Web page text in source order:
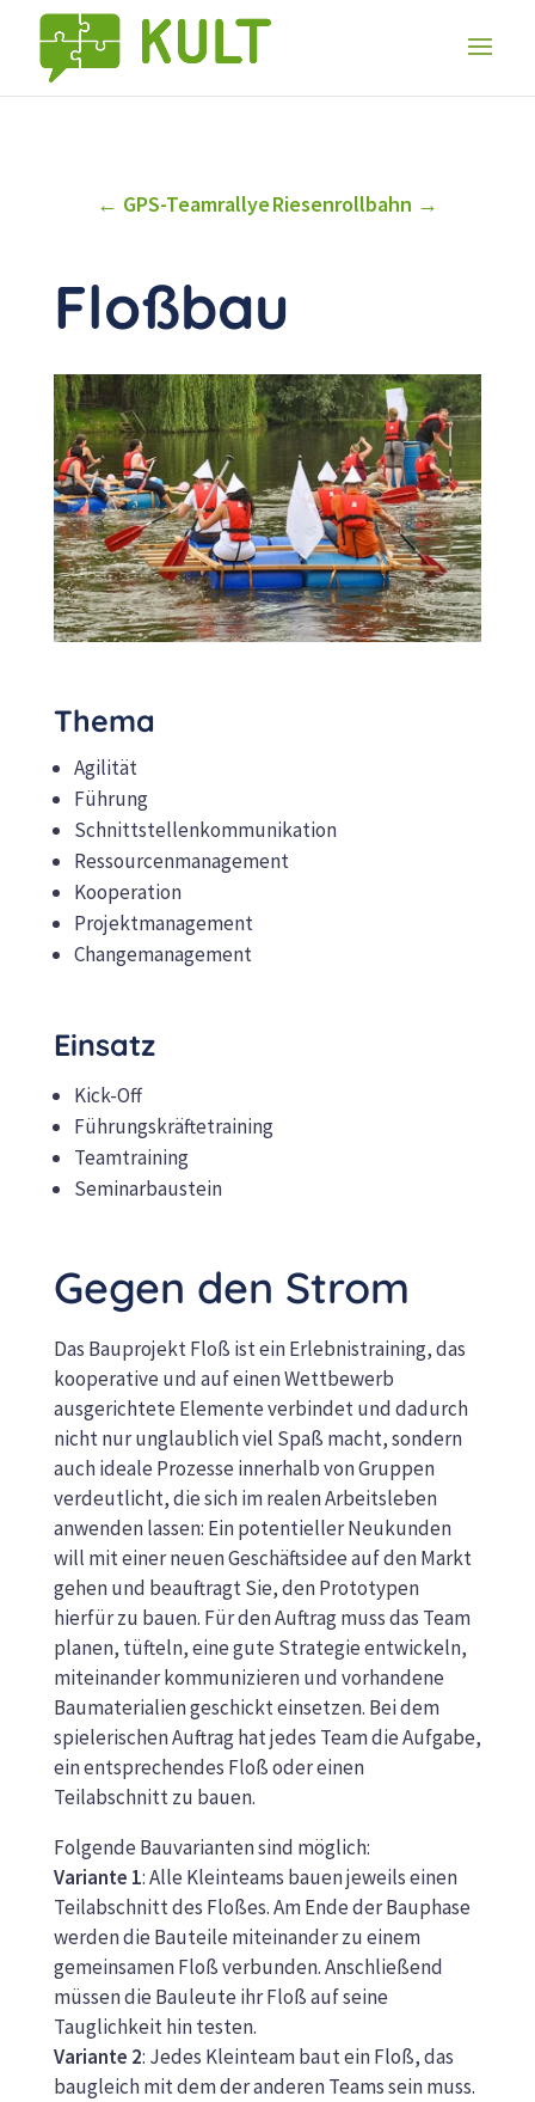
Riesenrollbahn
GPS-Teamrallye
Floßbau
Thema
Agilität
Führung
Schnittstellenkommunikation
Ressourcenmanagement
Kooperation
Projektmanagement
Changemanagement
Einsatz
Kick-Off
Führungskräftetraining
Teamtraining
Seminarbaustein
Gegen den Strom
Das Bauprojekt Floß ist ein Erlebnistraining, das
kooperative und auf einen Wettbewerb
ausgerichtete Elemente verbindet und dadurch
nicht nur unglaublich viel Spaß macht, sondern
auch ideale Prozesse innerhalb von Gruppen
verdeutlicht, die sich im realen Arbeitsleben
anwenden lassen: Ein potentieller Neukunden
will mit einer neuen Geschäftsidee auf den Markt
gehen und beauftragt Sie, den Prototypen
hierfür zu bauen. Für den Auftrag muss das Team
planen, tüfteln, eine gute Strategie entwickeln,
miteinander kommunizieren und vorhandene
Baumaterialien geschickt einsetzen. Bei dem
spielerischen Auftrag hat jedes Team die Aufgabe,
ein entsprechendes Floß oder einen
Teilabschnitt zu bauen.
Folgende Bauvarianten sind möglich:
Variante 1: Alle Kleinteams bauen jeweils einen
Teilabschnitt des Floßes. Am Ende der Bauphase
werden die Bauteile miteinander zu einem
gemeinsamen Floß verbunden. Anschließend
müssen die Bauleute ihr Floß auf seine
Tauglichkeit hin testen.
Variante 2: Jedes Kleinteam baut ein Floß, das
baugleich mit dem der anderen Teams sein muss.